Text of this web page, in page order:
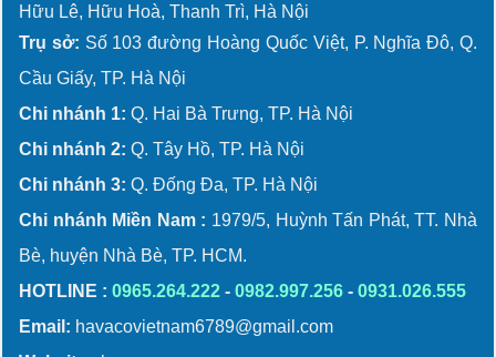
Hữu Lê, Hữu Hoà, Thanh Trì, Hà Nội
Trụ sở: Số 103 đường Hoàng Quốc Việt, P. Nghĩa Đô, Q.
Cầu Giấy, TP. Hà Nội
Chi nhánh 1: Q. Hai Bà Trưng, TP. Hà Nội
Chi nhánh 2: Q. Tây Hồ, TP. Hà Nội
Chi nhánh 3: Q. Đống Đa, TP. Hà Nội
Chi nhánh Miền Nam : 1979/5, Huỳnh Tấn Phát, TT. Nhà
Bè, huyện Nhà Bè, TP. HCM.
HOTLINE : 0965.264.222 - 0982.997.256 - 0931.026.555
Email: havacovietnam6789@gmail.com